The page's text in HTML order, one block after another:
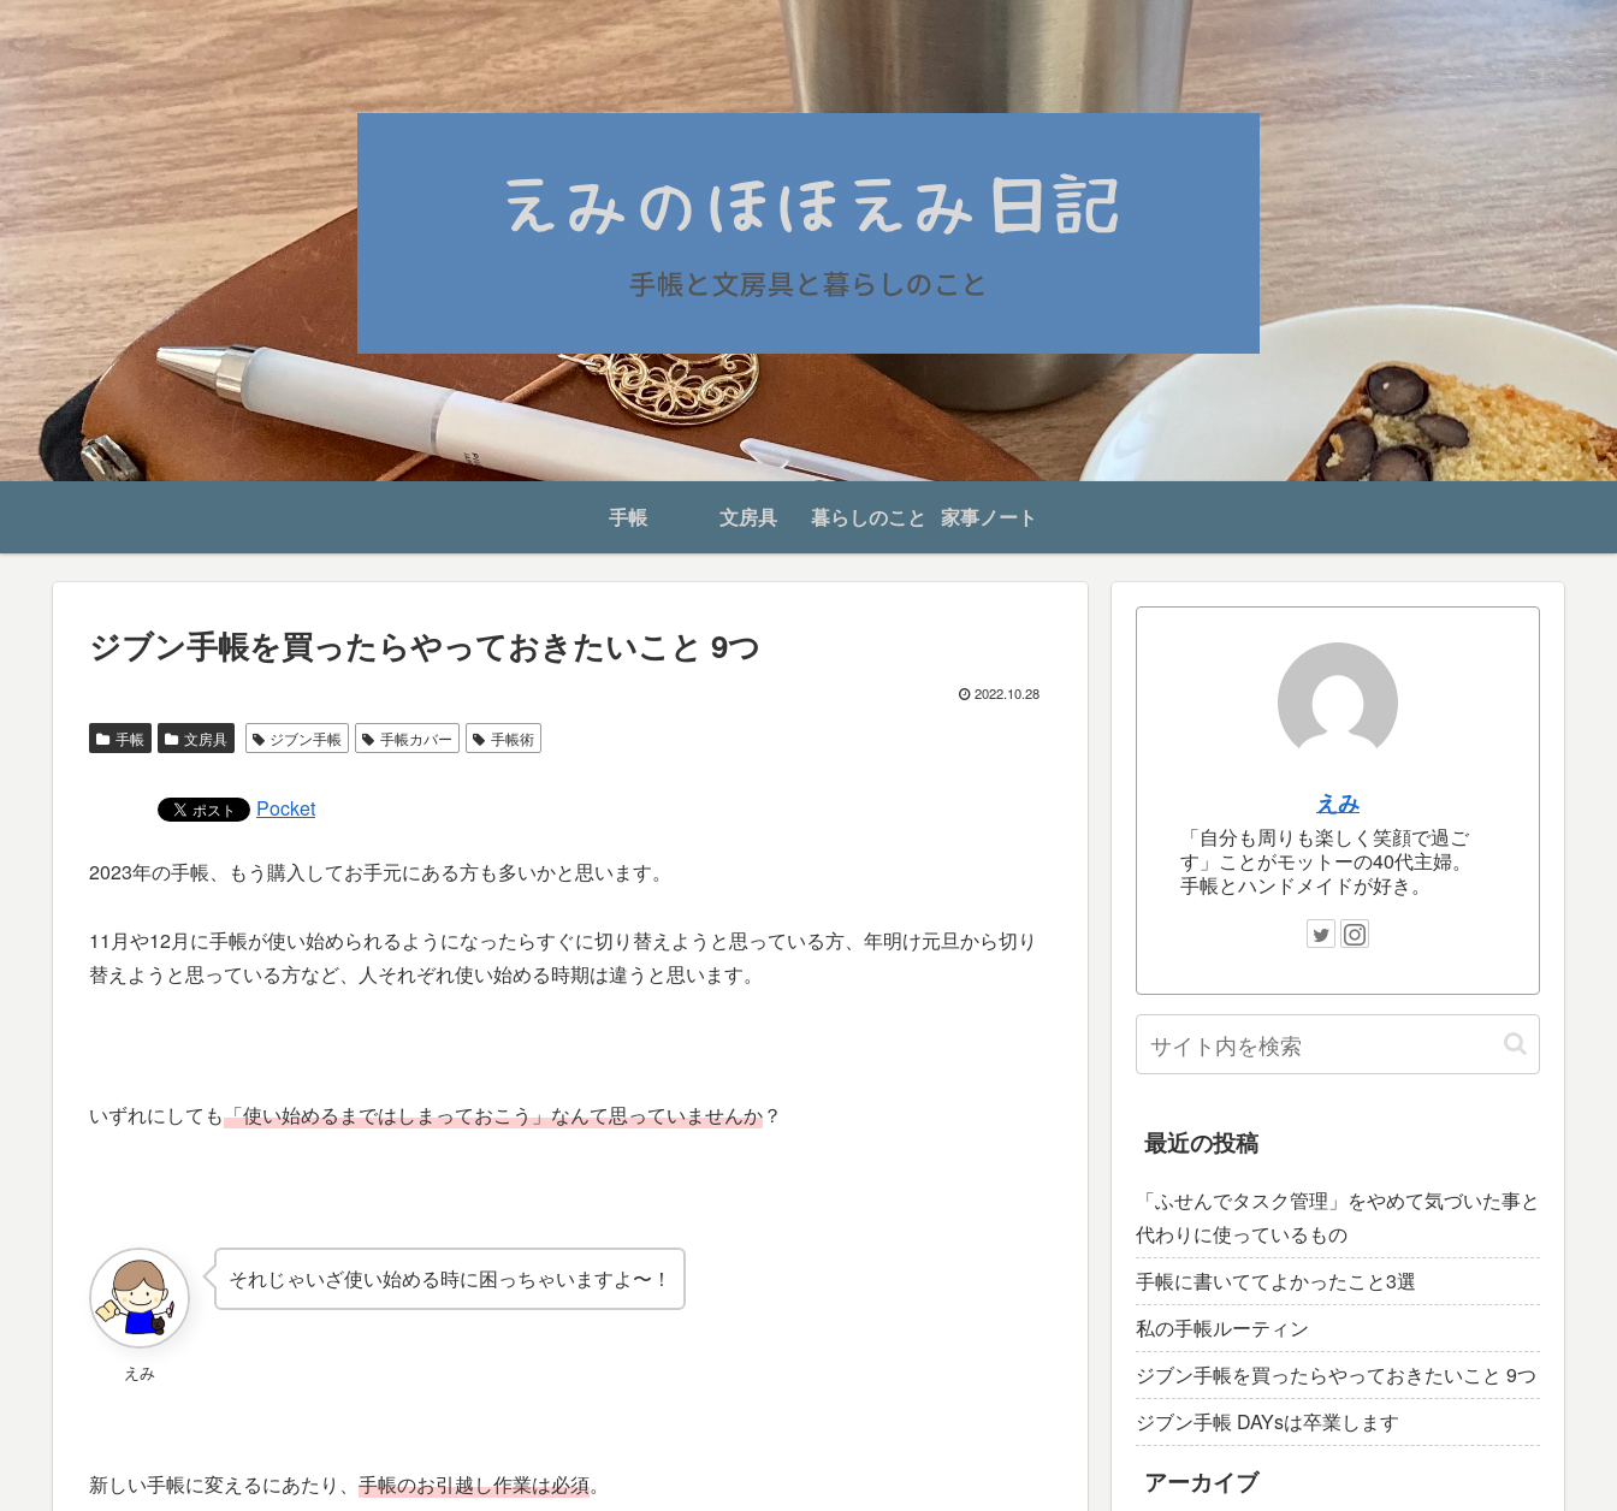
手帳 文房具 暮らしのこと 家事ノート
ジブン手帳を買ったらやっておきたいこと 9つ
2022.10.28
手帳 文房具 ジブン手帳 手帳カバー 手帳術
Pocket
2023年の手帳、もう購入してお手元にある方も多いかと思います。
11月や12月に手帳が使い始められるようになったらすぐに切り替えようと思っている方、年明け元旦から切り
替えようと思っている方など、人それぞれ使い始める時期は違うと思います。
いずれにしても「使い始めるまではしまっておこう」なんて思っていませんか？
えみ
それじゃいざ使い始める時に困っちゃいますよ〜！
新しい手帳に変えるにあたり、 手帳のお引越し作業は必須。
えみ
「自分も周りも楽しく笑顔で過ご
す」ことがモットーの40代主婦。
手帳とハンドメイドが好き。
最近の投稿
「ふせんでタスク管理」をやめて気づいた事と
代わりに使っているもの
手帳に書いててよかったこと3選
私の手帳ルーティン
ジブン手帳を買ったらやっておきたいこと 9つ
ジブン手帳 DAYsは卒業します
アーカイブ